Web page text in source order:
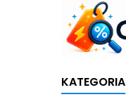
KATEGORIA